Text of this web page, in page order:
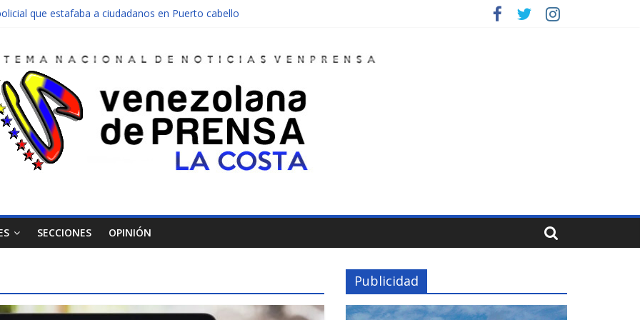
que estafaba a ciudadanos en Puerto cabello
abandonado de Chichiriviche
entre Colombia y Margarita el 27 de junio
SECCIONES OPINIÓN
Publicidad